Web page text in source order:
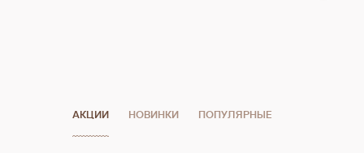
АКЦИИ НОВИНКИ ПОПУЛЯРНЫЕ